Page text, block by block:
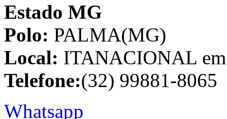
Estado MG
Polo: PALMA(MG)
Local: ITANACIONAL
Telefone:(32) 99881-8065
Whatsapp